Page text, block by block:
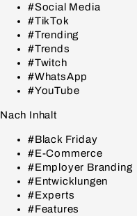
#Social Media
#TikTok
#Trending
#Trends
#Twitch
#WhatsApp
#YouTube
Nach Inhalt
#Black Friday
#E-Commerce
#Employer Branding
#Entwicklungen
#Experts
#Features